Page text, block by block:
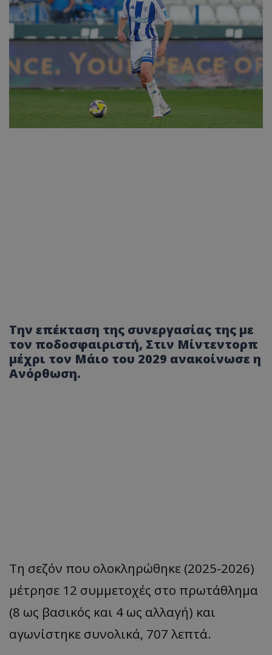
Την επέκταση της συνεργασίας της με
τον ποδοσφαιριστή, Στιν Μίντεντορπ
μέχρι τον Μάιο του 2029 ανακοίνωσε η
Ανόρθωση.
Τη σεζόν που ολοκληρώθηκε (2025-2026)
μέτρησε 12 συμμετοχές στο πρωτάθλημα
(8 ως βασικός και 4 ως αλλαγή) και
αγωνίστηκε συνολικά, 707 λεπτά.